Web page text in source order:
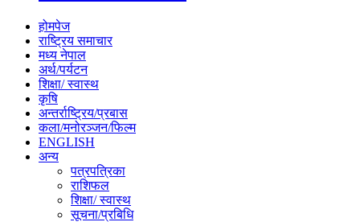
होमपेज
राष्ट्रिय समाचार
मध्य नेपाल
अर्थ/पर्यटन
शिक्षा/ स्वास्थ
कृषि
अन्तर्राष्ट्रिय/प्रबास
कला/मनोरञ्जन/फिल्म
ENGLISH
अन्य
पत्रपत्रिका
राशिफल
शिक्षा/ स्वास्थ
सूचना/प्रबिधि